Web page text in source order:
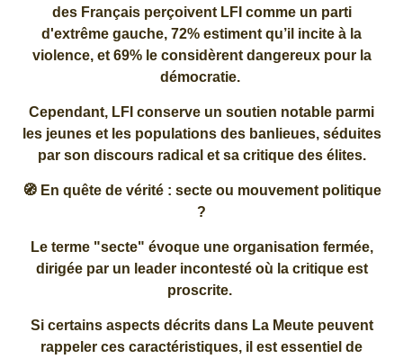
des Français perçoivent LFI comme un parti
d'extrême gauche, 72% estiment qu’il incite à la
violence, et 69% le considèrent dangereux pour la
démocratie.
Cependant, LFI conserve un soutien notable parmi
les jeunes et les populations des banlieues, séduites
par son discours radical et sa critique des élites.
🧭 En quête de vérité : secte ou mouvement politique
?
Le terme "secte" évoque une organisation fermée,
dirigée par un leader incontesté où la critique est
proscrite.
Si certains aspects décrits dans La Meute peuvent
rappeler ces caractéristiques, il est essentiel de